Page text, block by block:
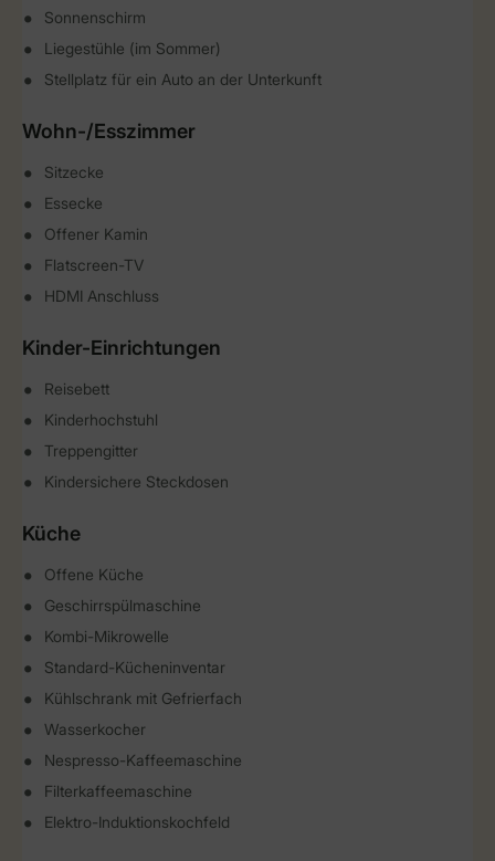
Sonnenschirm
Liegestühle (im Sommer)
Stellplatz für ein Auto an der Unterkunft
Wohn-/Esszimmer
Sitzecke
Essecke
Offener Kamin
Flatscreen-TV
HDMI Anschluss
Kinder-Einrichtungen
Reisebett
Kinderhochstuhl
Treppengitter
Kindersichere Steckdosen
Küche
Offene Küche
Geschirrspülmaschine
Kombi-Mikrowelle
Standard-Kücheninventar
Kühlschrank mit Gefrierfach
Wasserkocher
Nespresso-Kaffeemaschine
Filterkaffeemaschine
Elektro-Induktionskochfeld